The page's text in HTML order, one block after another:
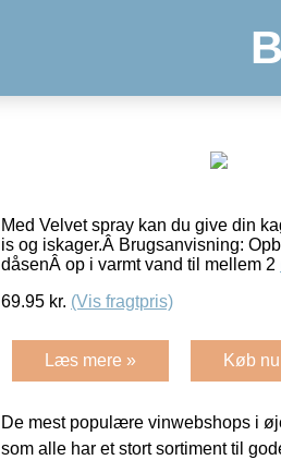
Med Velvet spray kan du give din
is og iskager.Â Brugsanvisning:
dåsenÂ op i varmt vand til mellem 2
69.95 kr. (Vis fragtpris)
Læs mere » Køb
De mest populære vinwebshops i
som alle har et stort sortiment til